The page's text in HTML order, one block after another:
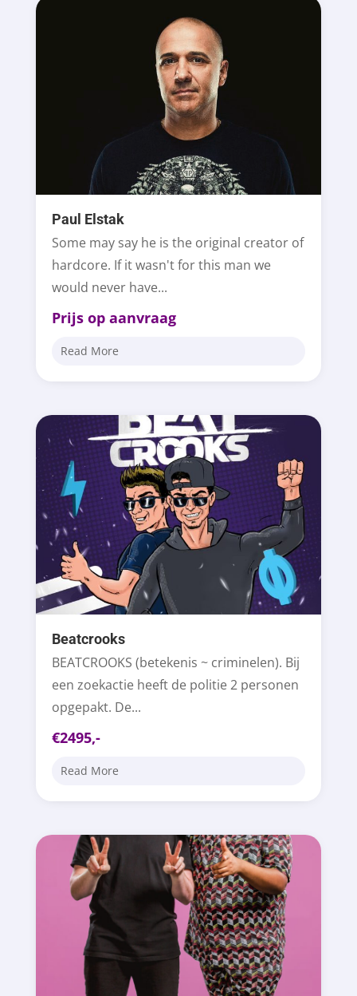
Paul Elstak
Some may say he is the original creator of
hardcore. If it wasn't for this man we
would never have...
Prijs op aanvraag
Read More
Beatcrooks
BEATCROOKS (betekenis ~ criminelen). Bij
een zoekactie heeft de politie 2 personen
opgepakt. De...
€2495,-
Read More